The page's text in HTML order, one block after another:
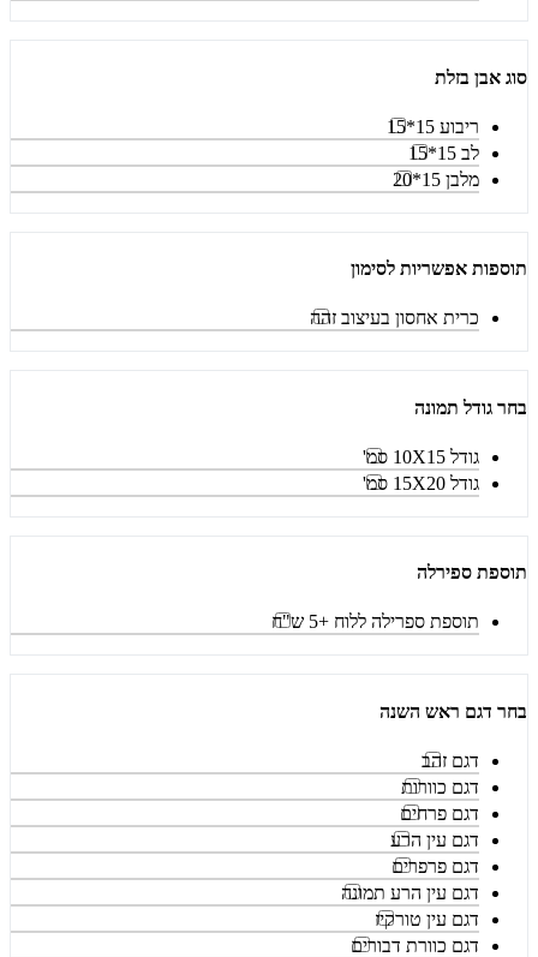
סוג אבן בזלת
ריבוע 15*15
לב 15*15
מלבן 15*20
תוספות אפשריות לסימון
כרית אחסון בעיצוב זהה
בחר גודל תמונה
גודל 10X15 סמ'
גודל 15X20 סמ'
תוספת ספירלה
תוספת ספרילה ללוח +5 ש"ח
בחר דגם ראש השנה
דגם זהב
דגם כוורות
דגם פרחים
דגם עין הרע
דגם פרפרים
דגם עין הרע תמונה
דגם עין טורקיז
דגם כוורת דבורים